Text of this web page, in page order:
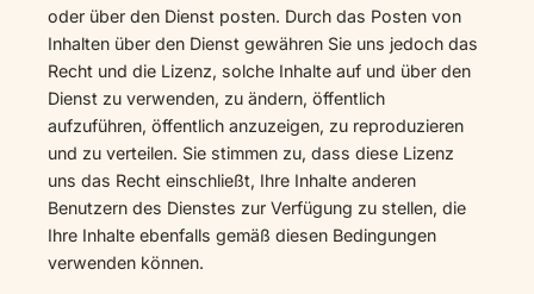
oder über den Dienst posten. Durch das Posten von
Inhalten über den Dienst gewähren Sie uns jedoch das
Recht und die Lizenz, solche Inhalte auf und über den
Dienst zu verwenden, zu ändern, öffentlich
aufzuführen, öffentlich anzuzeigen, zu reproduzieren
und zu verteilen. Sie stimmen zu, dass diese Lizenz
uns das Recht einschließt, Ihre Inhalte anderen
Benutzern des Dienstes zur Verfügung zu stellen, die
Ihre Inhalte ebenfalls gemäß diesen Bedingungen
verwenden können.